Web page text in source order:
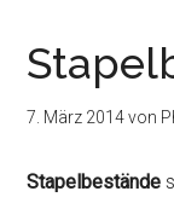
7. März 2014von
Stapelbestände